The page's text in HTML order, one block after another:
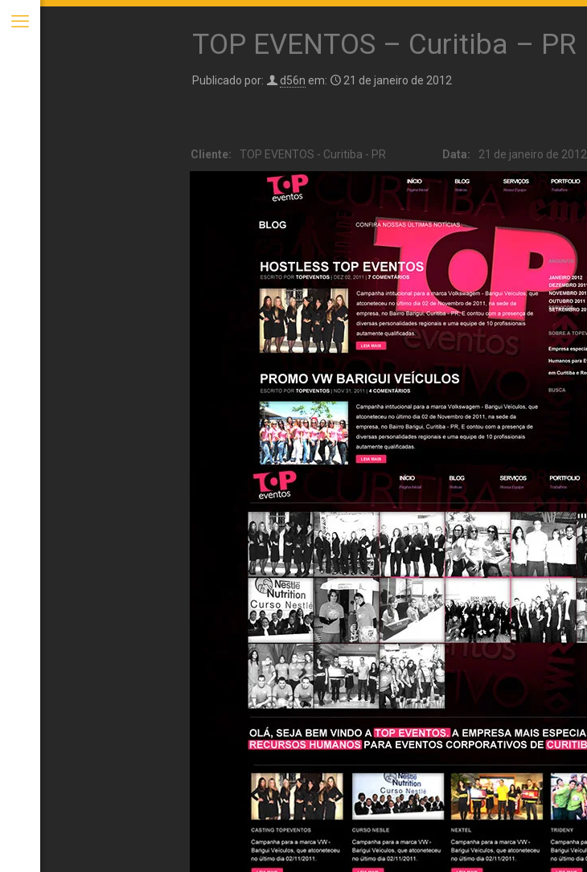
TOP EVENTOS – Curitiba – PR
Publicado por: d56n em: 21 de janeiro de 2012
Cliente: TOP EVENTOS - Curitiba - PR Data: 21 de janeiro de 2012